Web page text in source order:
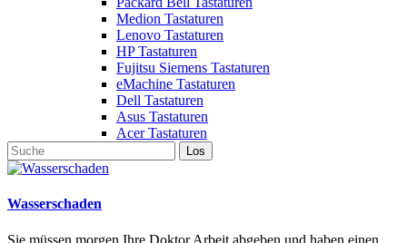
Medion Tastaturen
Lenovo Tastaturen
HP Tastaturen
Fujitsu Siemens Tastaturen
eMachine Tastaturen
Dell Tastaturen
Asus Tastaturen
Acer Tastaturen
Wasserschaden
Sie müssen morgen Ihre Doktor Arbeit abgeben und haben einen